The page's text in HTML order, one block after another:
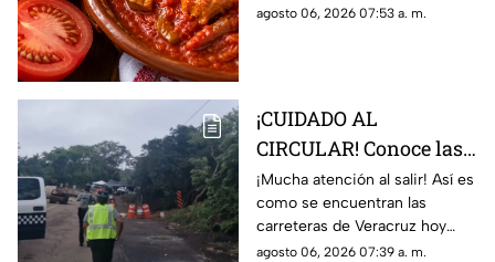
Veracruz hoy jueves 6 de
agosto 06, 2026 07:53 a. m.
¡CUIDADO AL
CIRCULAR! Conoce las
condiciones de las
carreteras de Veracruz
hoy 6 de agosto 2026
¡Mucha atención al salir! Así es
como se encuentran las
carreteras de Veracruz hoy
jueves 6 de agosto del 2026,
agosto 06, 2026 07:39 a. m.